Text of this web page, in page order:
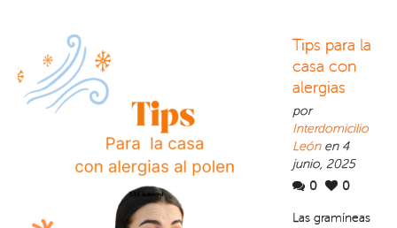
Tips para la
casa con
alergias
por
Interdomicilio
Leónen 4
junio, 2025
0
0
Las gramíneas